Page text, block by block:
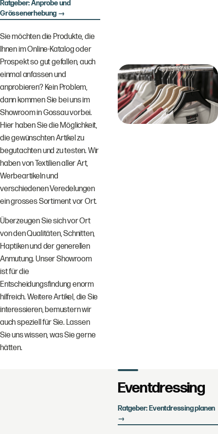
Ratgeber: Anprobe und
Grössenerhebung →
Sie möchten die Produkte, die
Ihnen im Online-Katalog oder
Prospekt so gut gefallen, auch
einmal anfassen und
anprobieren? Kein Problem,
dann kommen Sie bei uns im
Showroom in Gossau vorbei.
Hier haben Sie die Möglichkeit,
die gewünschten Artikel zu
begutachten und zu testen. Wir
haben von Textilien aller Art,
Werbeartikeln und
verschiedenen Veredelungen
ein grosses Sortiment vor Ort.
Überzeugen Sie sich vor Ort
von den Qualitäten, Schnitten,
Haptiken und der generellen
Anmutung. Unser Showroom
ist für die
Entscheidungsfindung enorm
hilfreich. Weitere Artikel, die Sie
interessieren, bemustern wir
auch speziell für Sie. Lassen
Sie uns wissen, was Sie gerne
hätten.
Eventdressing
Ratgeber: Eventdressing planen
→